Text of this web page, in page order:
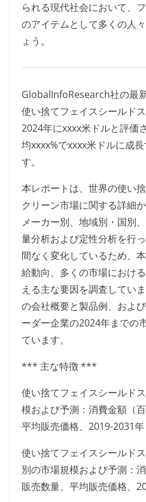
られる現代社会において、
のアイテムとして多くの人
ょう。
GlobalInfoResearch社の最
使い捨てフェイスシールド
2024年にxxxx米ドルと評価
均xxxx%でxxxx米ドルに成
す。
本レポートは、世界の使い
クリーン市場に関する詳細
メーカー別、地域別・国別
量分析および定性分析を行
間なく変化しているため、
給動向、多くの市場におけ
える主な要因を調査してい
の会社概要と製品例、およ
ーダー企業の2024年までの
ています。
*** 主な特徴 ***
使い捨てフェイスシールド
模および予測：消費金額（
平均販売価格、2019-2031年
使い捨てフェイスシールド
別の市場規模および予測：
販売数量、平均販売価格、